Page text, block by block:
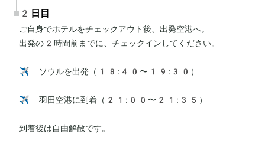
2日目
ご自身でホテルをチェックアウト後、出発空港へ。
出発の2時間前までに、チェックインしてください。
✈️ ソウルを出発（18:40〜19:30）
✈️ 羽田空港に到着（21:00〜21:35）
到着後は自由解散です。